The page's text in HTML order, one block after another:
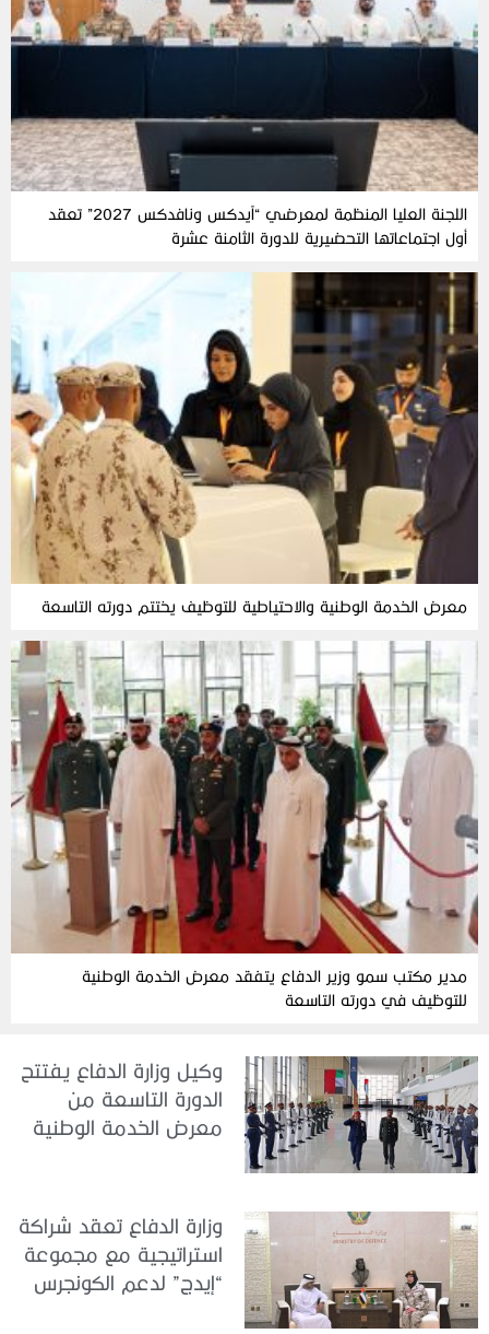
اللجنة العليا المنظمة لمعرضي “آيدكس ونافدكس 2027” تعقد
أول اجتماعاتها التحضيرية للدورة الثامنة عشرة
معرض الخدمة الوطنية والاحتياطية للتوظيف يختتم دورته التاسعة
مدير مكتب سمو وزير الدفاع يتفقد معرض الخدمة الوطنية
للتوظيف في دورته التاسعة
وكيل وزارة الدفاع يفتتح
الدورة التاسعة من
معرض الخدمة الوطنية
وزارة الدفاع تعقد شراكة
استراتيجية مع مجموعة
“إيدج” لدعم الكونجرس